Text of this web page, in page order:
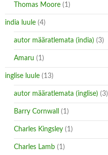
Thomas Moore (1)
india luule (4)
autor määratlemata (india) (3)
Amaru (1)
inglise luule (13)
autor määratlemata (inglise) (3)
Barry Cornwall (1)
Charles Kingsley (1)
Charles Lamb (1)